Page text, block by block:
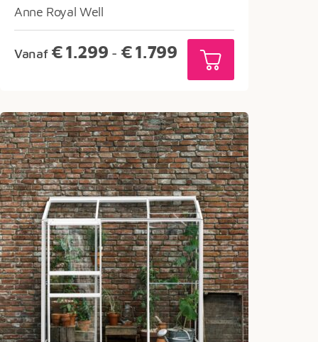
Anne Royal Well
Vanaf €1.299 - €1.799Prijsklasse:
€1.299